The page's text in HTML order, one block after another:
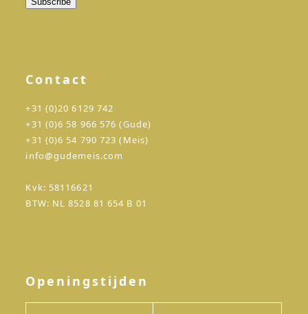
Contact
+31 (0)20 6129 742
+31 (0)6 58 966 576 (Gude)
+31 (0)6 54 790 723 (Meis)
info@gudemeis.com
Kvk: 58116621
BTW: NL 8528 81 654 B 01
Openingstijden